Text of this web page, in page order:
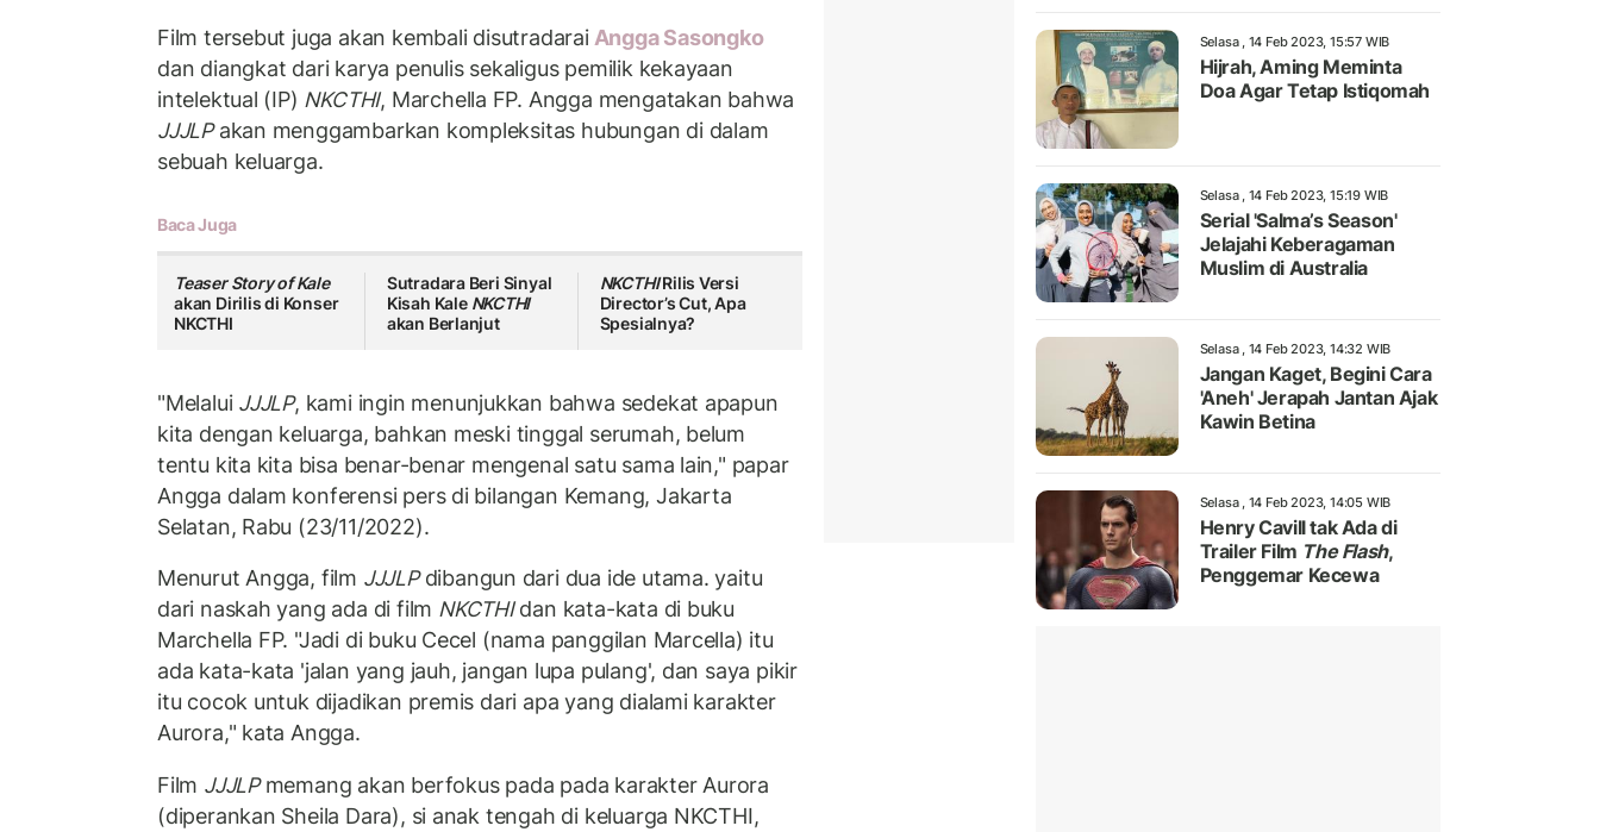
Film tersebut juga akan kembali disutradaraiAngga Sasongko
dan diangkat dari karya penulis sekaligus pemilik kekayaan
intelektual (IP) NKCTHI, Marchella FP. Angga mengatakan bahwa
JJJLPakan menggambarkan kompleksitas hubungan di dalam
sebuah keluarga.
Baca Juga
Teaser Story of Kale
akan Dirilis di Konser
NKCTHI
Sutradara Beri Sinyal
Kisah Kale NKCTHI
akan Berlanjut
NKCTHIRilis Versi
Director’s Cut, Apa
Spesialnya?
"Melalui JJJLP, kami ingin menunjukkan bahwa sedekat apapun
kita dengan keluarga, bahkan meski tinggal serumah, belum
tentu kita kita bisa benar-benar mengenal satu sama lain," papar
Angga dalam konferensi pers di bilangan Kemang, Jakarta
Selatan, Rabu (23/11/2022).
Menurut Angga, film JJJLPdibangun dari dua ide utama. yaitu
dari naskah yang ada di film NKCTHIdan kata-kata di buku
Marchella FP. "Jadi di buku Cecel (nama panggilan Marcella) itu
ada kata-kata 'jalan yang jauh, jangan lupa pulang', dan saya pikir
itu cocok untuk dijadikan premis dari apa yang dialami karakter
Aurora," kata Angga.
Film JJJLPmemang akan berfokus pada pada karakter Aurora
(diperankan Sheila Dara), si anak tengah di keluarga NKCTHI,
Selasa , 14 Feb 2023, 15:57 WIB
Hijrah, Aming Meminta
Doa Agar Tetap Istiqomah
Selasa , 14 Feb 2023, 15:19 WIB
Serial 'Salma’s Season'
Jelajahi Keberagaman
Muslim di Australia
Selasa , 14 Feb 2023, 14:32 WIB
Jangan Kaget, Begini Cara
'Aneh' Jerapah Jantan Ajak
Kawin Betina
Selasa , 14 Feb 2023, 14:05 WIB
Henry Cavill tak Ada di
Trailer Film The Flash,
Penggemar Kecewa